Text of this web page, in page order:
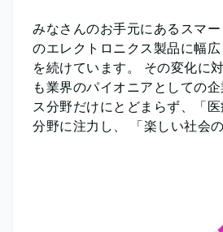
みなさんのお手元にあるスマ
のエレクトロニクス製品に幅
を続けています。 その変化に
も業界のパイオニアとしての
ス分野だけにとどまらず、「
分野に注力し、 「楽しい社会